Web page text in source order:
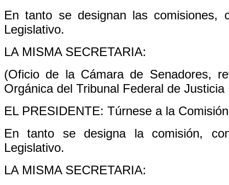
En tanto se designan las comisiones,
Legislativo.
LA MISMA SECRETARIA:
(Oficio de la Cámara de Senadores,
Orgánica del Tribunal Federal de
EL PRESIDENTE: Túrnese a la
En tanto se designa la comisión,
Legislativo.
LA MISMA SECRETARIA: